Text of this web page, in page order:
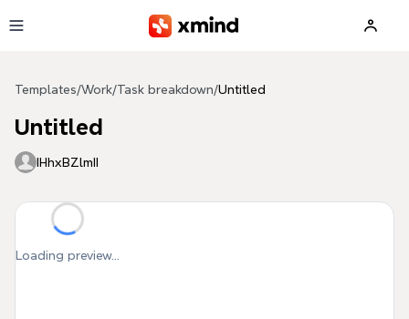
Templates/Work/Task breakdown/Untitled
Untitled
IHhxBZlmII
Loading preview...